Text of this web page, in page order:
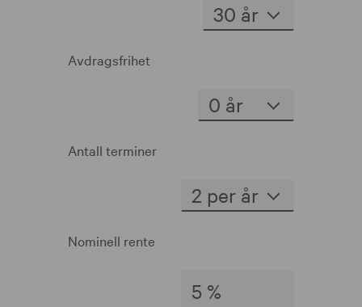
Avdragsfrihet
Antall terminer
Nominell rente